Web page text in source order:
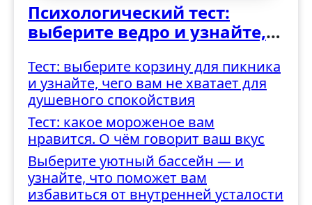
Психологический тест:
выберите ведро и узнайте,
трудностями
Тест: выберите корзину для пикника
и узнайте, чего вам не хватает для
душевного спокойствия
Тест: какое мороженое вам
нравится. О чём говорит ваш вкус
Выберите уютный бассейн — и
узнайте, что поможет вам
избавиться от внутренней усталости